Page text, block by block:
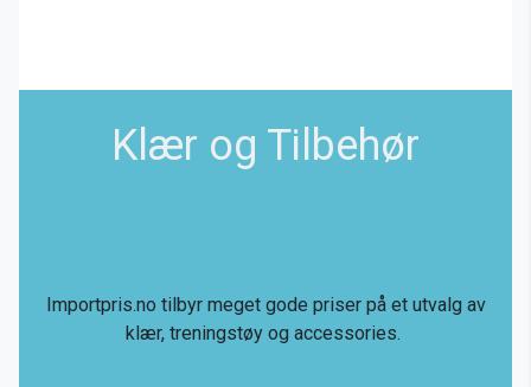
Klær og Tilbehør
Importpris.no tilbyr meget gode priser på et utvalg av
klær, treningstøy og accessories.